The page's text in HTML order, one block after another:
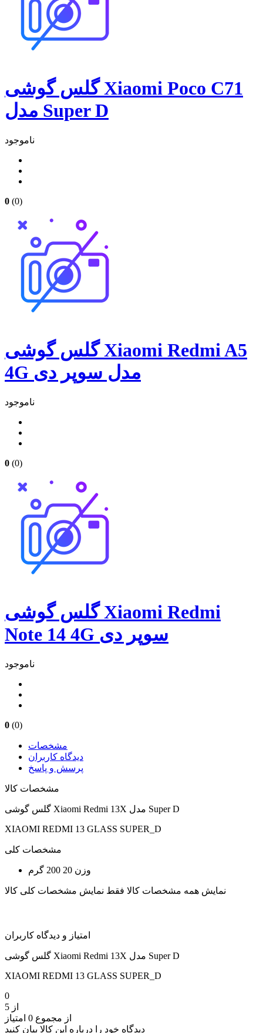
گلس گوشی Xiaomi Poco C71
مدل Super D
ناموجود
0 (0)
گلس گوشی Xiaomi Redmi A5
4G مدل سوپر دی
ناموجود
0 (0)
گلس گوشی Xiaomi Redmi
Note 14 4G سوپر دی
ناموجود
0 (0)
مشخصات
دیدگاه کاربران
پرسش و پاسخ
مشخصات کالا
گلس گوشی Xiaomi Redmi 13X مدل Super D
XIAOMI REDMI 13 GLASS SUPER_D
مشخصات کلی
وزن 20 200 گرم
نمایش همه مشخصات کالا فقط نمایش مشخصات کلی کالا
امتیاز و دیدگاه کاربران
گلس گوشی Xiaomi Redmi 13X مدل Super D
XIAOMI REDMI 13 GLASS SUPER_D
0
از 5
از مجموع 0 امتیاز
دیدگاه خود را درباره این کالا بیان کنید